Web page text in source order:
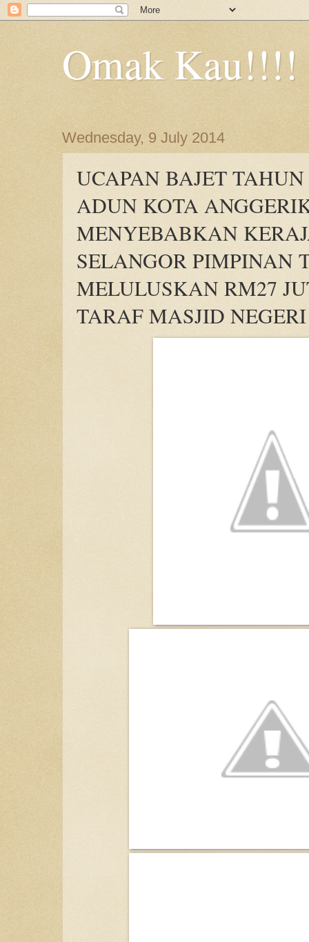
Omak Kau!!!!
Wednesday, 9 July 2014
UCAPAN BAJET
ADUN KOTA
MENYEBABKAN
SELANGOR PIMPINAN
MELULUSKAN RM27
TARAF MASJID